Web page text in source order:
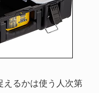
えるかは使う人次第